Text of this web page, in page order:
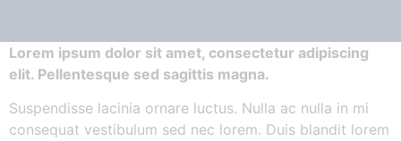
Lorem ipsum dolor sit amet, consectetur adipiscing
elit. Pellentesque sed sagittis magna.
Suspendisse lacinia ornare luctus. Nulla ac nulla in mi
consequat vestibulum sed nec lorem. Duis blandit lorem